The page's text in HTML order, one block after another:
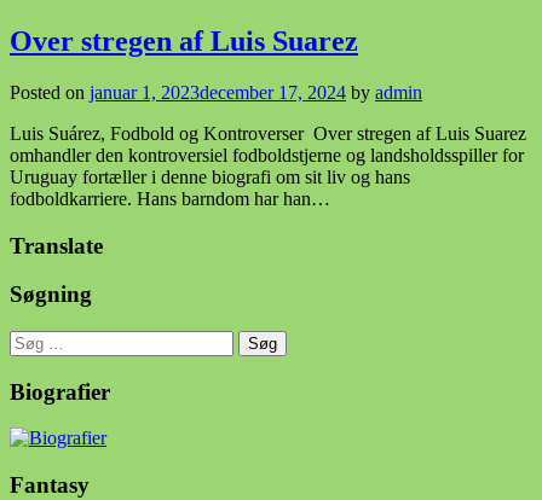
Over stregen af Luis Suarez
Posted on januar 1, 2023december 17, 2024 by admin
Luis Suárez, Fodbold og Kontroverser Over stregen af Luis Suarez
omhandler den kontroversiel fodboldstjerne og landsholdsspiller for
Uruguay fortæller i denne biografi om sit liv og hans
fodboldkarriere. Hans barndom har han…
Translate
Søgning
Søg
efter:
Biografier
Fantasy